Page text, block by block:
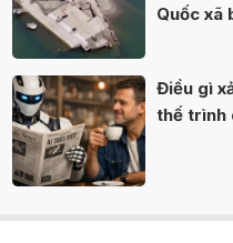
Quốc xã
Điều gì
thế trình